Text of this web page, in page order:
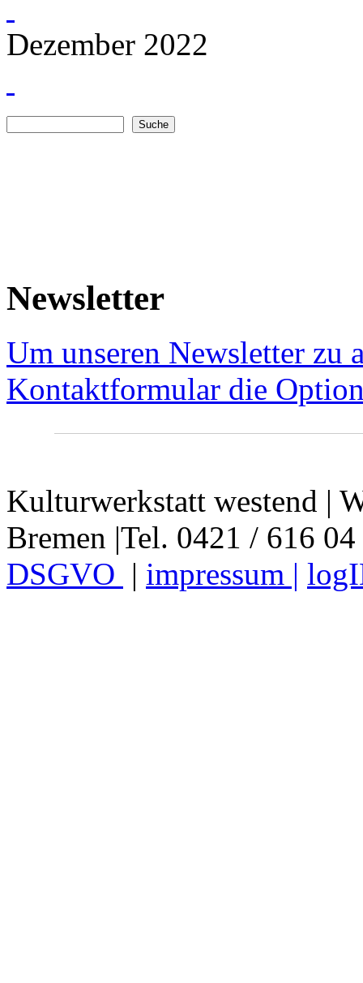
Dezember 2022
Newsletter
Um unseren Newsletter zu
Kontaktformular die
Kulturwerkstatt westend |
Bremen |Tel. 0421 / 616
DSGVO | impressum |